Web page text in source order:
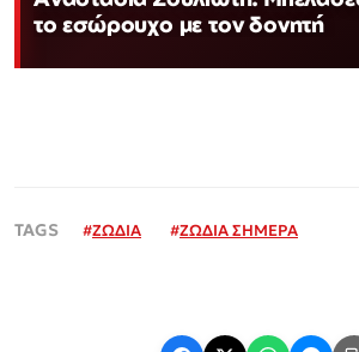
το εσώρουχο με τον δονητή
#ΖΩΔΙΑ #ΖΩΔΙΑ ΣΗΜΕΡΑ